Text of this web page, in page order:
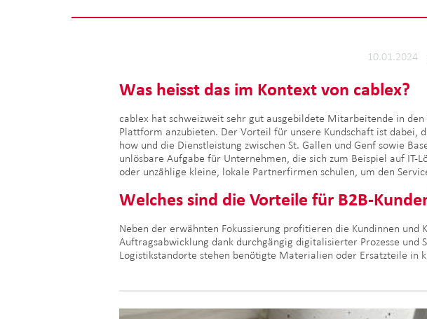
10.01.2024
Was heisst das im Kontext von cablex?
cablex hat schweizweit sehr gut ausgebildete Mitarbeitende in
Plattform anzubieten. Der Vorteil für unsere Kundschaft ist dabei,
how und die Dienstleistung zwischen St. Gallen und Genf sowie
unlösbare Aufgabe für Unternehmen, die sich zum Beispiel auf IT-
oder unzählige kleine, lokale Partnerfirmen schulen, um den
Welches sind die Vorteile für B2B-
Neben der erwähnten Fokussierung profitieren die Kundinnen und
Auftragsabwicklung dank durchgängig digitalisierter Prozesse und
Logistikstandorte stehen benötigte Materialien oder Ersatzteile in